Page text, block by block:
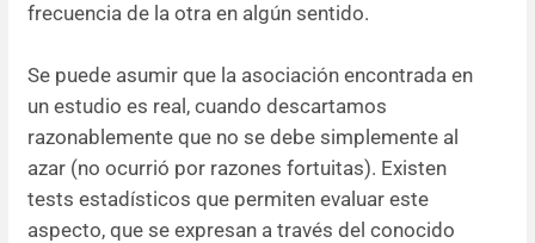
frecuencia de la otra en algún sentido.
Se puede asumir que la asociación encontrada en
un estudio es real, cuando descartamos
razonablemente que no se debe simplemente al
azar (no ocurrió por razones fortuitas). Existen
tests estadísticos que permiten evaluar este
aspecto, que se expresan a través del conocido